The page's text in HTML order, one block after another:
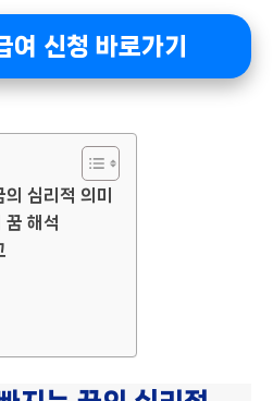
여 신청 바로가기
심리적 의미
꿈 해석